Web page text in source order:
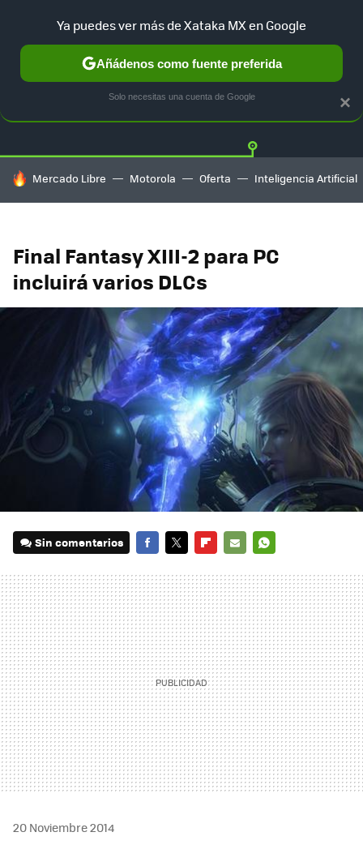
Twitter
HOY SE HABLA DE
Mercado Libre Motorola Oferta Inteligencia Artificial
Final Fantasy XIII-2 para PC
incluirá varios DLCs
Sin comentarios
MAIL
20 Noviembre 2014
×
Ya puedes ver más de Xataka MX en Google
Añádenos como fuente preferida
Solo necesitas una cuenta de Google